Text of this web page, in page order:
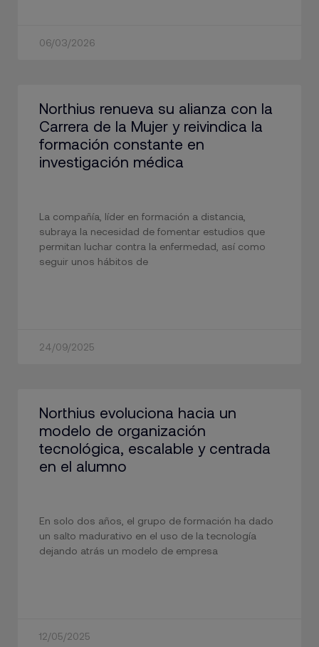
06/03/2026
Northius renueva su alianza con la
Carrera de la Mujer y reivindica la
formación constante en
investigación médica
La compañía, líder en formación a distancia,
subraya la necesidad de fomentar estudios que
permitan luchar contra la enfermedad, así como
seguir unos hábitos de
24/09/2025
Northius evoluciona hacia un
modelo de organización
tecnológica, escalable y centrada
en el alumno
En solo dos años, el grupo de formación ha dado
un salto madurativo en el uso de la tecnología
dejando atrás un modelo de empresa
12/05/2025